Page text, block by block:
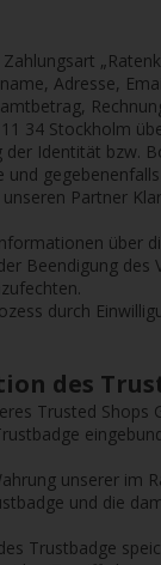
Adresse,
34 Stockholm
der Identität bzw.
und
Partner
über
Beendigung des
durch
des
Trusted
unserer im
und die
Trustbadge